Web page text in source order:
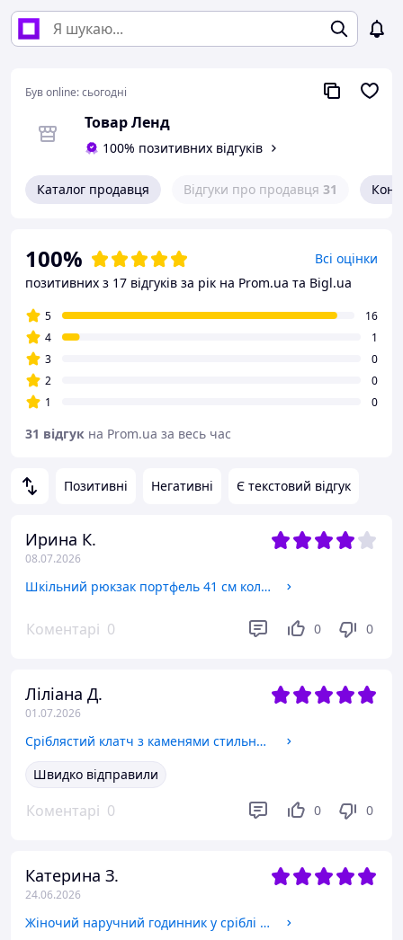
Був online:сьогодні
Товар Ленд
100% позитивних відгуків
Каталог продавця Відгуки про продавця 31
Позитивні Негативні Є текстовий відгук
Ирина К.
08.07.2026
Шкільний рюкзак портфель 41 см колір рожевий для дівчаток 3-6 клас мяка спинка
Коментарі 0 0 0
Ліліана Д.
01.07.2026
Сріблястий клатч з каменями стильна вечірня сумка 21 * 17 * 5 см для святкових і урочистих подій ручка срібло
Швидко відправили
Коментарі 0 0 0
Катерина З.
24.06.2026
Жіночий наручний годинник у сріблі з камінням стильний класичний аксесуар на руку
100%
Всі оцінки
позитивних з 17 відгуків за рік на Prom.ua та Bigl.ua
5
16
4
1
3
0
2
0
1
0
31 відгук на Prom.ua за весь час